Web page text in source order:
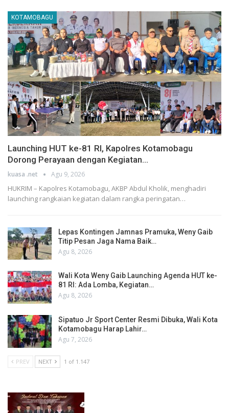
KOTAMOBAGU
Launching HUT ke-81 RI, Kapolres Kotamobagu
Dorong Perayaan dengan Kegiatan…
kuasa .net Agu 9, 2026
HUKRIM – Kapolres Kotamobagu, AKBP Abdul Kholik, menghadiri
launching rangkaian kegiatan dalam rangka peringatan…
Lepas Kontingen Jamnas Pramuka, Weny Gaib
Titip Pesan Jaga Nama Baik…
Agu 8, 2026
Wali Kota Weny Gaib Launching Agenda HUT ke-
81 RI: Ada Lomba, Kegiatan…
Agu 8, 2026
Sipatuo Jr Sport Center Resmi Dibuka, Wali Kota
Kotamobagu Harap Lahir…
Agu 7, 2026
PREV NEXT 1 of 1.147